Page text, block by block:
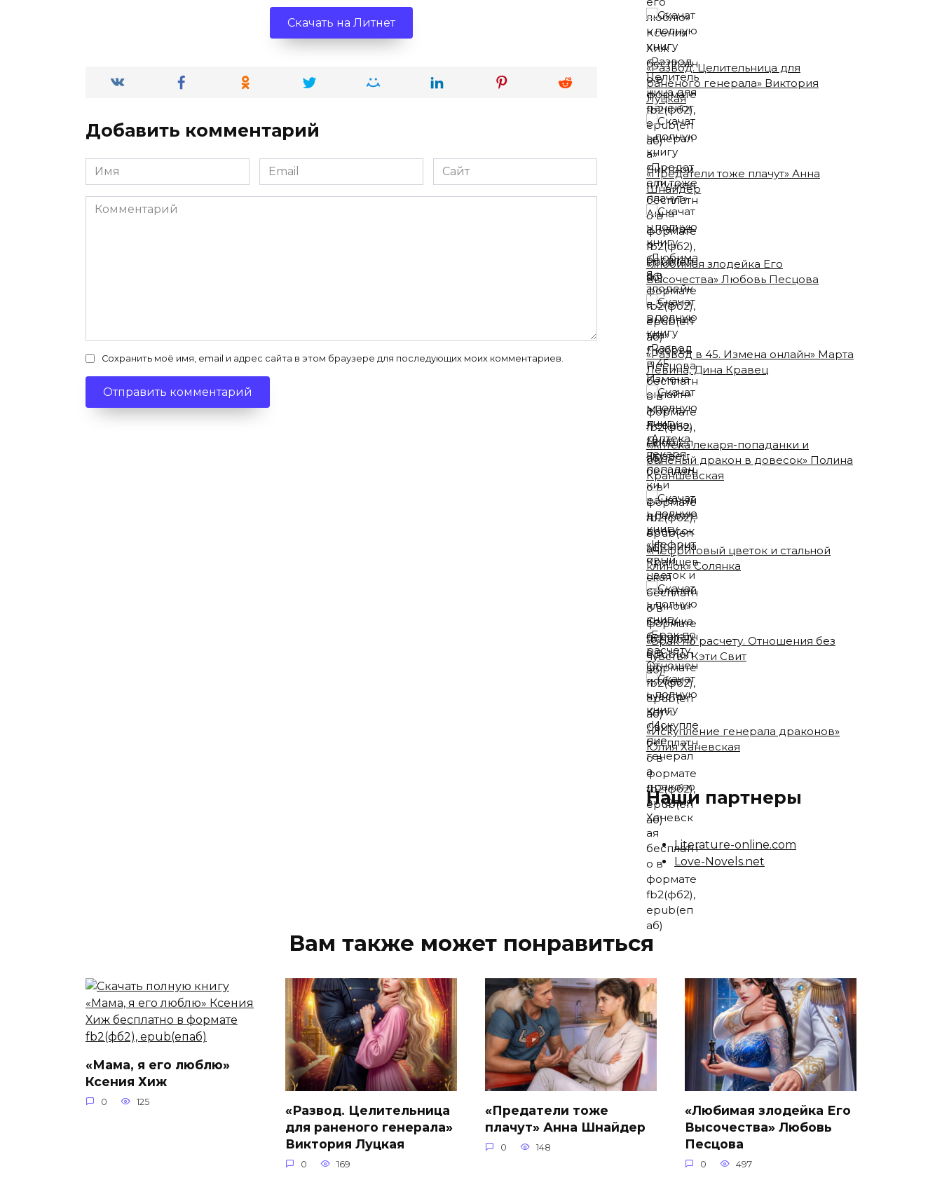
Скачать на Литнет
Добавить комментарий
Имя
*
Email
*
Сайт
Комментарий
Сохранить моё имя, email и адрес сайта в этом браузере для последующих моих комментариев.
«Развод. Целительница для
раненого генерала» Виктория
Луцкая
«Предатели тоже плачут» Анна
Шнайдер
«Любимая злодейка Его
Высочества» Любовь Песцова
«Развод в 45. Измена онлайн» Марта
Левина, Дина Кравец
«Аптека лекаря-попаданки и
раненый дракон в довесок» Полина
Краншевская
«Нефритовый цветок и стальной
клинок» Солянка
«Брак по расчету. Отношения без
чувств» Кэти Свит
«Искупление генерала драконов»
Юлия Ханевская
Наши партнеры
Literature-online.com
Love-Novels.net
Вам также может понравиться
«Мама, я его люблю»
Ксения Хиж
0 125
«Развод. Целительница
для раненого генерала»
Виктория Луцкая
0 169
«Предатели тоже
плачут» Анна Шнайдер
0 148
«Любимая злодейка Его
Высочества» Любовь
Песцова
0 497